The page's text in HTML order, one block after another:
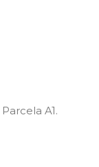
Parcela A1.